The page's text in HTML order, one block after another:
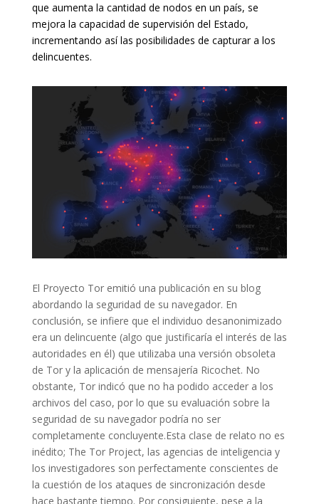
que aumenta la cantidad de nodos en un país, se
mejora la capacidad de supervisión del Estado,
incrementando así las posibilidades de capturar a los
delincuentes.
El Proyecto Tor emitió una publicación en su blog
abordando la seguridad de su navegador. En
conclusión, se infiere que el individuo desanonimizado
era un delincuente (algo que justificaría el interés de las
autoridades en él) que utilizaba una versión obsoleta
de Tor y la aplicación de mensajería Ricochet. No
obstante, Tor indicó que no ha podido acceder a los
archivos del caso, por lo que su evaluación sobre la
seguridad de su navegador podría no ser
completamente concluyente.Esta clase de relato no es
inédito; The Tor Project, las agencias de inteligencia y
los investigadores son perfectamente conscientes de
la cuestión de los ataques de sincronización desde
hace bastante tiempo. Por consiguiente, pese a la